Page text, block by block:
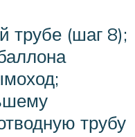
трубе (шаг 8);
трубу